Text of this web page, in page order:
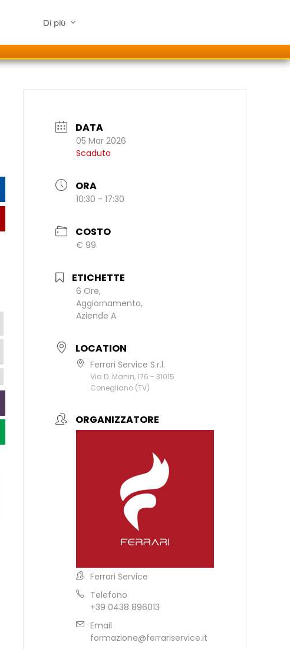
Di più
DATA
05 Mar 2026
Scaduto
ORA
10:30 - 17:30
COSTO
€ 99
ETICHETTE
6 Ore,
Aggiornamento,
Aziende A
LOCATION
Ferrari Service S.r.l.
Via D. Manin, 176 - 31015
Conegliano (TV)
ORGANIZZATORE
Ferrari Service
Telefono
+39 0438 896013
Email
formazione@ferrariservice.it